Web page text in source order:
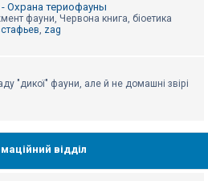
Охрана териофауны
фауни, Червона книга, біоетика
, zag
"дикої" фауни, але й не домашні звірі
відділ